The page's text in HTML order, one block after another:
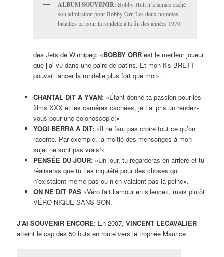
ALBUM SOUVENIR: Bobby Hull n’a jamais caché
son admiration pour Bobby Orr. Les deux hommes
batailles ici pour la rondelle à la fin des années 1970.
des Jets de Winnipeg: «BOBBY ORRest le meilleur joueur
que j’ai vu dans une paire de patins. Et mon fils BRETT
pouvait lancer la rondelle plus fort que moi».
CHANTAL DIT À YVAN: «Étant donné ta passion pour les
films XXX et les caméras cachées, je t’ai pris un rendez-
vous pour une colonoscopie!»
YOGI BERRA A DIT: «Il ne faut pas croire tout ce qu’on
raconte. Par exemple, la moitié des mensonges à mon
sujet ne sont pas vrais!»
PENSÉE DU JOUR: «Un jour, tu regarderas en-arrière et tu
réaliseras que tu t’es inquiété pour des choses qui
n’existaient même pas ou n’en valaient pas la peine».
ON NE DIT PAS«Véro fait l’amour en silence», mais plutôt
VÉRO NIQUE SANS SON.
J’AI SOUVENIR ENCORE: En 2007,VINCENT LECAVALIER
atteint le cap des 50 buts en route vers le trophée Maurice